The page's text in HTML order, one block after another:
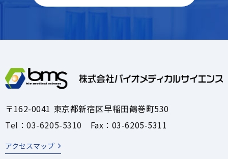
〒162-0041 東京都新宿区早稲田鶴巻町530
Tel：03-6205-5310 Fax：03-6205-5311
アクセスマップ